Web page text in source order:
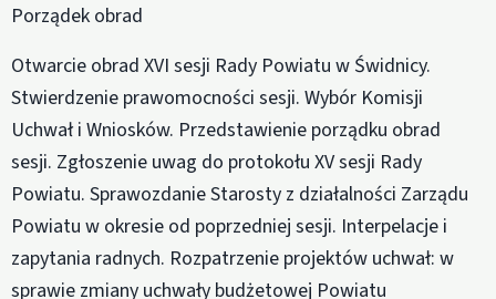
Porządek obrad
Otwarcie obrad XVI sesji Rady Powiatu w Świdnicy.
Stwierdzenie prawomocności sesji. Wybór Komisji
Uchwał i Wniosków. Przedstawienie porządku obrad
sesji. Zgłoszenie uwag do protokołu XV sesji Rady
Powiatu. Sprawozdanie Starosty z działalności Zarządu
Powiatu w okresie od poprzedniej sesji. Interpelacje i
zapytania radnych. Rozpatrzenie projektów uchwał: w
sprawie zmiany uchwały budżetowej Powiatu